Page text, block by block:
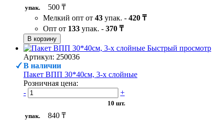
упак.
500 ₸
Мелкий опт от 43 упак. - 420 ₸
Опт от 133 упак. - 370 ₸
В корзину
Быстрый просмотр
Артикул: 250036
В наличии
Пакет ВПП 30*40см, 3-х слойные
Розничная цена:
-
+
10 шт.
упак.
840 ₸